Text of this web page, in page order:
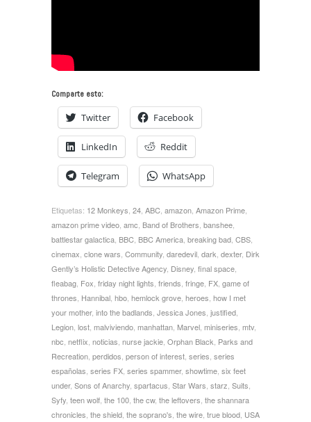
Comparte esto:
Twitter Facebook
LinkedIn Reddit
Telegram WhatsApp
Etiquetas: 12 Monkeys 24 ABC amazon Amazon Prime
amazon prime video amc Band of Brothers banshee
battlestar galactica BBC BBC America breaking bad CBS
cinemax clone wars Community daredevil dark dexter, Dirk
Gently’s Holistic Detective Agency Disney final space
fleabag Fox friday night lights friends fringe FX game of
thrones Hannibal hbo hemlock grove heroes how I met
your mother, into the badlands Jessica Jones justified
Legion lost malviviendo manhattan Marvel miniseries mtv
nbc netflix noticias nurse jackie Orphan Black Parks and
Recreation perdidos person of interest series series
españolas series FX series spammer, showtime six feet
under, Sons of Anarchy spartacus Star Wars starz Suits
Syfy teen wolf the 100 the cw, the leftovers the shannara
chronicles the shield the soprano's the wire true blood USA